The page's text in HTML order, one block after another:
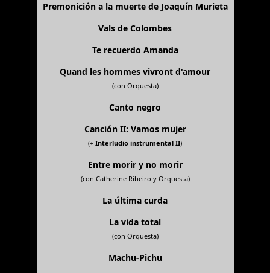
Premonición a la muerte de Joaquín Murieta
Vals de Colombes
Te recuerdo Amanda
Quand les hommes vivront d'amour
(con Orquesta)
Canto negro
Canción II: Vamos mujer
(+ Interludio instrumental II)
Entre morir y no morir
(con Catherine Ribeiro y Orquesta)
La última curda
La vida total
(con Orquesta)
Machu-Pichu